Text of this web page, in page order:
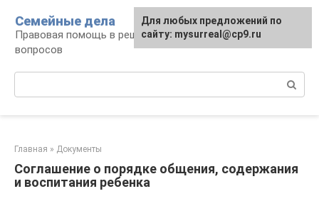
контенту
Семейные дела
Правовая помощь в решении семейных
вопросов
Главная » Документы
Соглашение о порядке общения, содержания
и воспитания ребенка
Для любых предложений по
сайту: mysurreal@cp9.ru